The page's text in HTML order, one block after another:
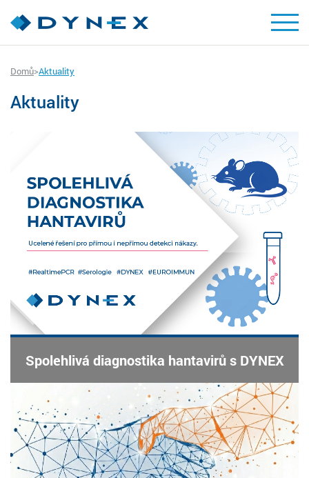
Domů>Aktuality
Aktuality
Spolehlivá diagnostika hantavirů s DYNEX